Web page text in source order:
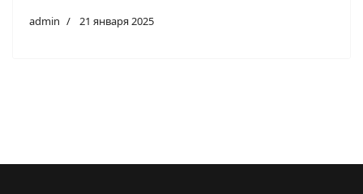
admin 21 января 2025